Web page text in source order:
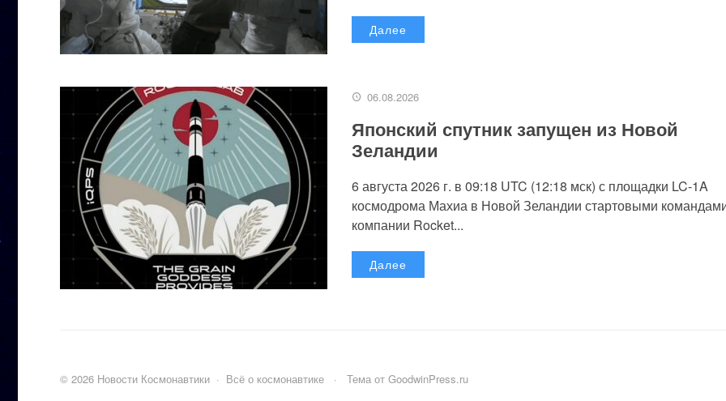
Далее
06.08.2026
Японский спутник запущен из Новой
Зеландии
6 августа 2026 г. в 09:18 UTC (12:18 мск) с площадки LC-1A
космодрома Махиа в Новой Зеландии стартовыми
компании Rocket...
Далее
© 2026 Новости Космонавтики · Всё о космонавтике · Тема от GoodwinPress.ru